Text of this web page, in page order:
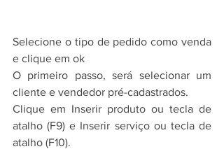
Selecione o tipo de pedido como venda
e clique em ok
O primeiro passo, será selecionar um
cliente e vendedor pré-cadastrados.
Clique em Inserir produto ou tecla de
atalho (F9) e Inserir serviço ou tecla de
atalho (F10).